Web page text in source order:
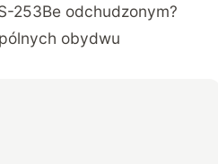
253Be odchudzonym?
obydwu